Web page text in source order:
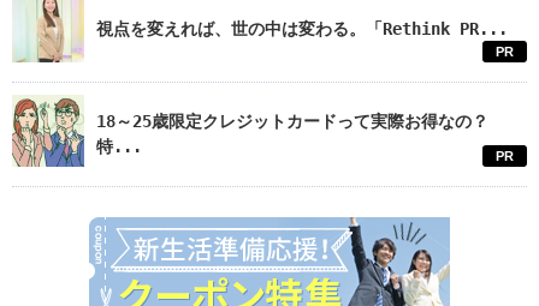
視点を変えれば、世の中は変わる。「Rethink PR...
PR
18～25歳限定クレジットカードって実際お得なの？
特...
PR